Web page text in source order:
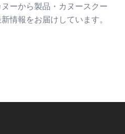
ーから製品・カヌースクー
情報をお届けしています。